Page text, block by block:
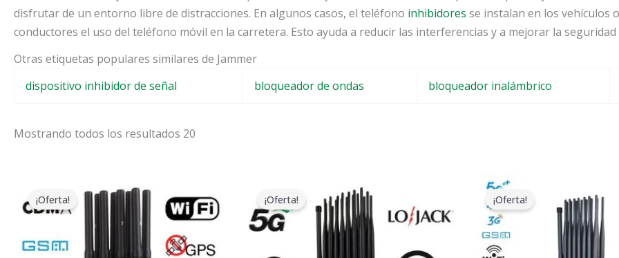
disfrutar de un entorno libre de distracciones. En algunos casos, el teléfono inhibidores se instalan en los vehículos
conductores el uso del teléfono móvil en la carretera. Esto ayuda a reducir las interferencias y a mejorar la
Otras etiquetas populares similares de Jammer
dispositivo inhibidor de señal
bloqueador de ondas bloqueador inalámbrico
Mostrando todos los resultados 20
¡Oferta!
precio
original
era:
$599.00.
precio
actual
es:
$219.99.
¡Oferta! original
$1,599.00.
precio
actual
es:
$829.88.
¡Oferta!
original
$1,539.00.
precio
actual
es:
$839.99.